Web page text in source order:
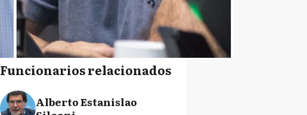
Funcionarios relacionados
Alberto Estanislao